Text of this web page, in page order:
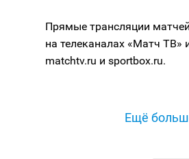
Прямые трансляции
на телеканалах «Матч
matchtv.ru и sportbox.ru.
Ещё